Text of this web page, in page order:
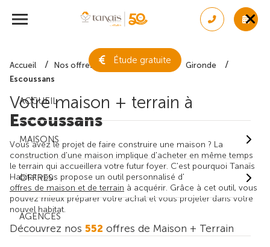
Étude gratuite
ACCUEIL
MAISONS
OFFRES
AGENCES
Accueil Nos offres de maison + terrain
Gironde
Escoussans
Votre maison + terrain à
Escoussans
Vous avez le projet de faire construire une maison ? La
construction d'une maison implique d'acheter en même temps
le terrain qui accueillera votre futur foyer. C'est pourquoi Tanaïs
Habitat vous propose un outil personnalisé d'
offres de maison et de terrain à acquérir. Grâce à cet outil, vous
pouvez mieux préparer votre achat et vous projeter dans votre
nouvel habitat.
Découvrez nos 552 offres de Maison + Terrain